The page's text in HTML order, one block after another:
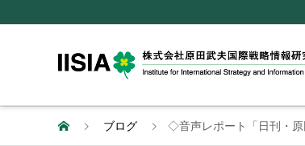
ブログ ◇音声レポート「日刊・